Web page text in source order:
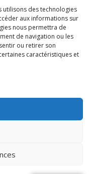
utilisons des technologies
aux informations sur
nous permettra de
de navigation ou les
ou retirer son
caractéristiques et
di Verde
Réalisation